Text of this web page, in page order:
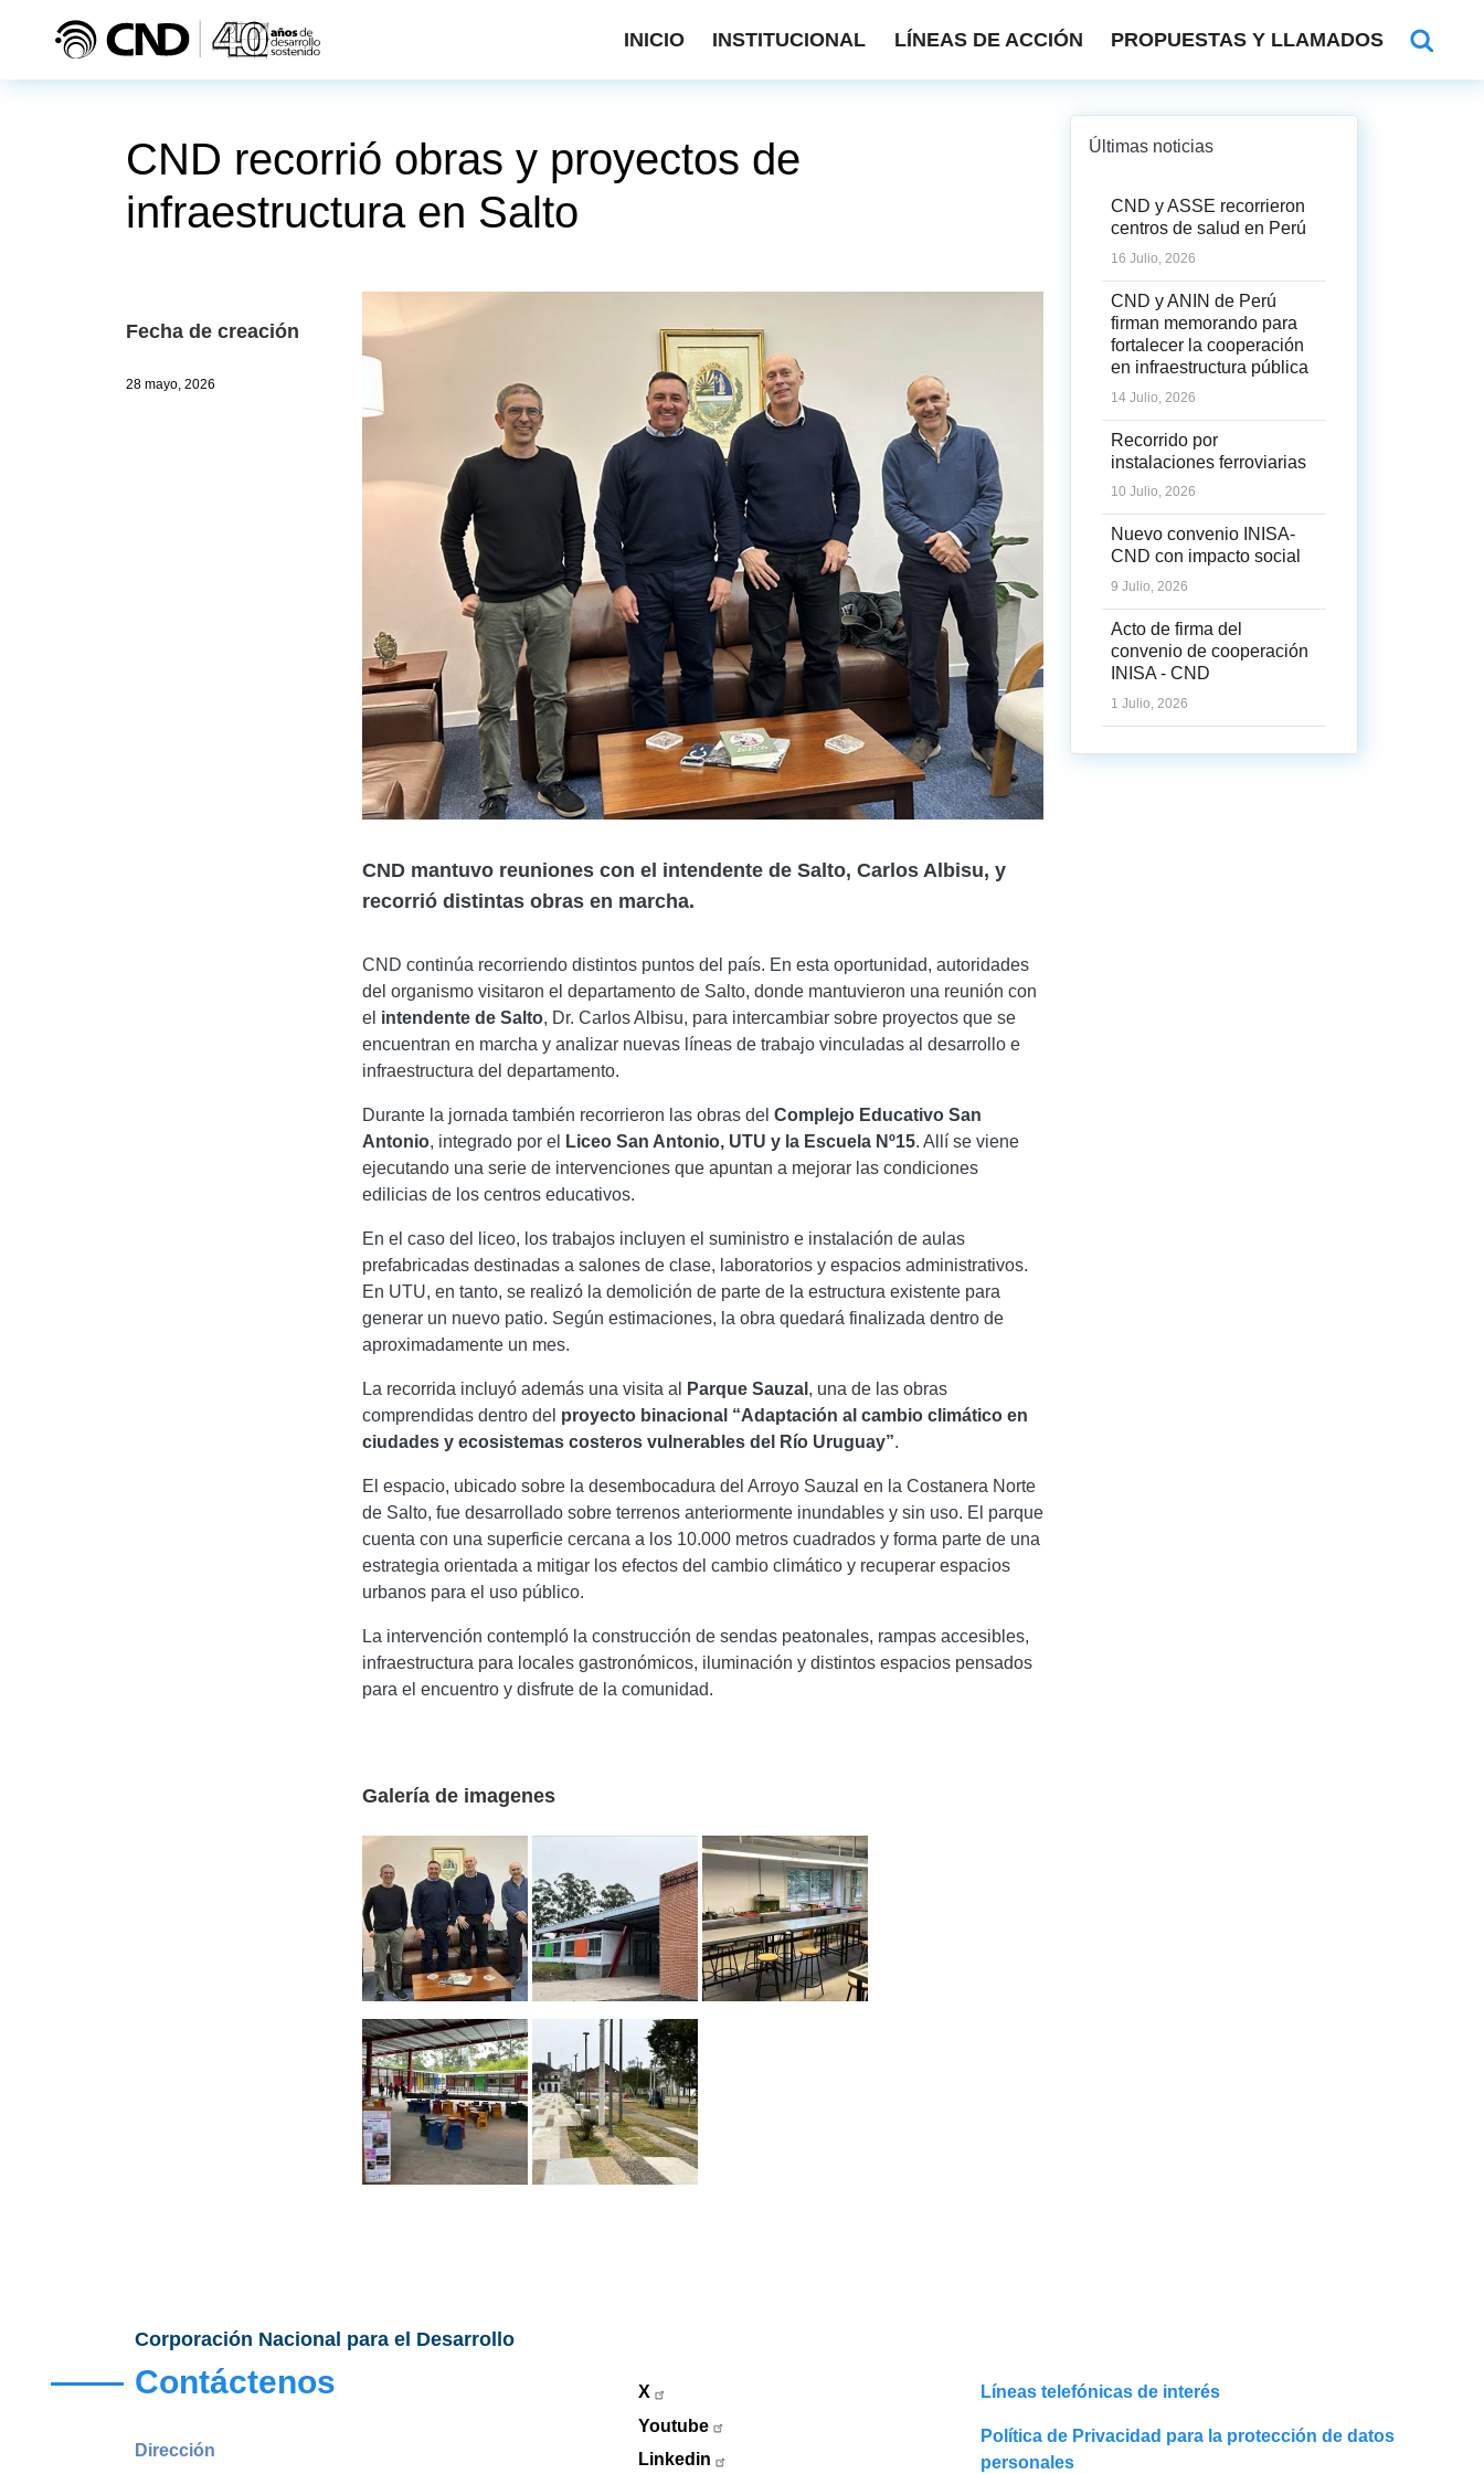
INICIO INSTITUCIONAL LÍNEAS DE ACCIÓN PROPUESTAS Y LLAMADOS
CND recorrió obras y proyectos de
infraestructura en Salto
Fecha de creación
28 mayo, 2026
CND mantuvo reuniones con el intendente de Salto, Carlos Albisu, y
recorrió distintas obras en marcha.
CND continúa recorriendo distintos puntos del país. En esta oportunidad, autoridades
del organismo visitaron el departamento de Salto, donde mantuvieron una reunión con
el intendente de Salto, Dr. Carlos Albisu, para intercambiar sobre proyectos que se
encuentran en marcha y analizar nuevas líneas de trabajo vinculadas al desarrollo e
infraestructura del departamento.
Durante la jornada también recorrieron las obras del Complejo Educativo San
Antonio, integrado por el Liceo San Antonio, UTU y la Escuela Nº15. Allí se viene
ejecutando una serie de intervenciones que apuntan a mejorar las condiciones
edilicias de los centros educativos.
En el caso del liceo, los trabajos incluyen el suministro e instalación de aulas
prefabricadas destinadas a salones de clase, laboratorios y espacios administrativos.
En UTU, en tanto, se realizó la demolición de parte de la estructura existente para
generar un nuevo patio. Según estimaciones, la obra quedará finalizada dentro de
aproximadamente un mes.
La recorrida incluyó además una visita al Parque Sauzal , una de las obras
comprendidas dentro del proyecto binacional “Adaptación al cambio climático en
ciudades y ecosistemas costeros vulnerables del Río Uruguay”.
El espacio, ubicado sobre la desembocadura del Arroyo Sauzal en la Costanera Norte
de Salto, fue desarrollado sobre terrenos anteriormente inundables y sin uso. El parque
cuenta con una superficie cercana a los 10.000 metros cuadrados y forma parte de una
estrategia orientada a mitigar los efectos del cambio climático y recuperar espacios
urbanos para el uso público.
La intervención contempló la construcción de sendas peatonales, rampas accesibles,
infraestructura para locales gastronómicos, iluminación y distintos espacios pensados
para el encuentro y disfrute de la comunidad.
Galería de imagenes
Últimas noticias
CND y ASSE recorrieron
centros de salud en Perú
16 Julio, 2026
CND y ANIN de Perú
firman memorando para
fortalecer la cooperación
en infraestructura pública
14 Julio, 2026
Recorrido por
instalaciones ferroviarias
10 Julio, 2026
Nuevo convenio INISA-
CND con impacto social
9 Julio, 2026
Acto de firma del
convenio de cooperación
INISA - CND
1 Julio, 2026
Corporación Nacional para el Desarrollo
Contáctenos
Dirección
X
Youtube
Linkedin
Líneas telefónicas de interés
Política de Privacidad para la protección de datos
personales